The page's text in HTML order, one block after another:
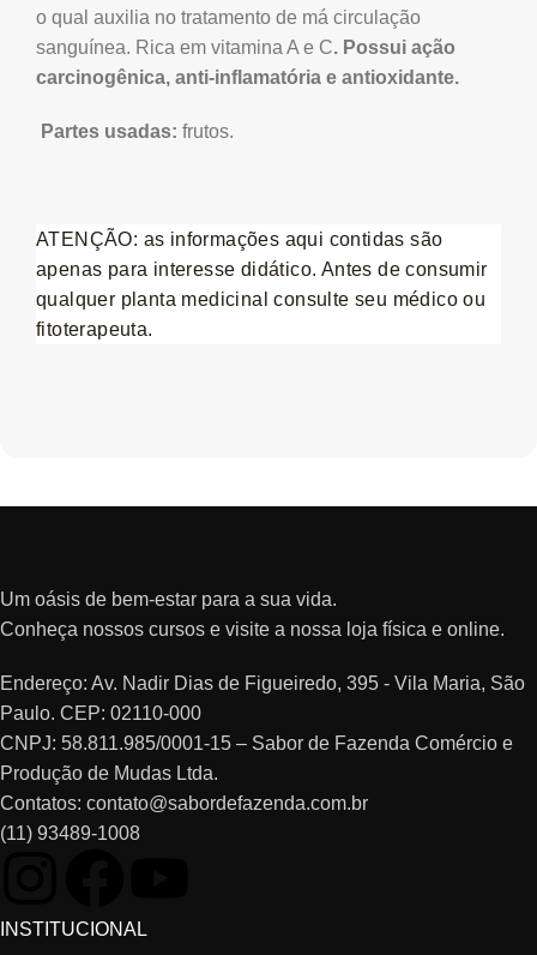
o qual auxilia no tratamento de má circulação
sanguínea. Rica em vitamina A e C. Possui ação
carcinogênica, anti-inflamatória e antioxidante.
Partes usadas: frutos.
ATENÇÃO: as informações aqui contidas são
apenas para interesse didático. Antes de consumir
qualquer planta medicinal consulte seu médico ou
fitoterapeuta.
Um oásis de bem-estar para a sua vida.
Conheça nossos cursos e visite a nossa loja física e online.
Endereço: Av. Nadir Dias de Figueiredo, 395 - Vila Maria, São
Paulo. CEP: 02110-000
CNPJ: 58.811.985/0001-15 – Sabor de Fazenda Comércio e
Produção de Mudas Ltda.
Contatos: contato@sabordefazenda.com.br
(11) 93489-1008
INSTITUCIONAL